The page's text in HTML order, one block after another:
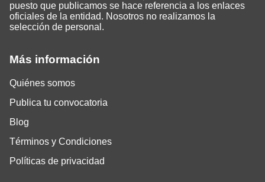
Más información
Quiénes somos
Publica tu convocatoria
Blog
Términos y Condiciones
Políticas de privacidad
puesto que publicamos se hace referencia a los enlaces
oficiales de la entidad. Nosotros no realizamos la
selección de personal.